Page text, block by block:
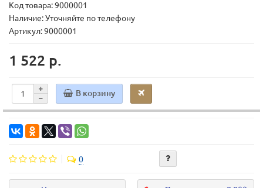
Код товара:9000001
Наличие: Уточняйте по телефону
Артикул: 9000001
1 522 р.
В корзину
0